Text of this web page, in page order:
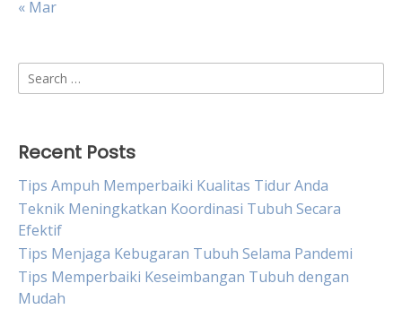
« Mar
Search
for:
Recent Posts
Tips Ampuh Memperbaiki Kualitas Tidur Anda
Teknik Meningkatkan Koordinasi Tubuh Secara
Efektif
Tips Menjaga Kebugaran Tubuh Selama Pandemi
Tips Memperbaiki Keseimbangan Tubuh dengan
Mudah